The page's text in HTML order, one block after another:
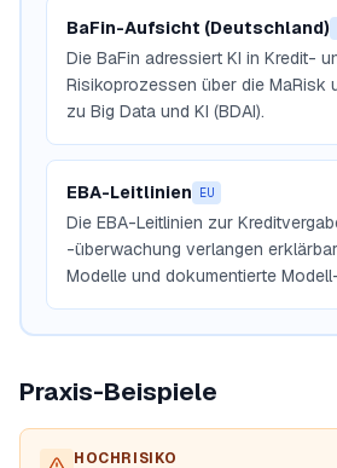
BaFin-Aufsicht (Deutschland)
Die BaFin adressiert KI in Kredit-
Risikoprozessen über die MaRisk
zu Big Data und KI (BDAI).
EBA-Leitlinien EU
Die EBA-Leitlinien zur
-überwachung verlangen
Modelle und dokumentierte
Praxis-Beispiele
HOCHRISIKO